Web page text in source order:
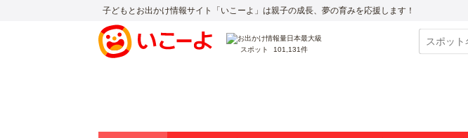
子どもとお出かけ情報サイト「いこーよ」は親子の成長、夢の育みを応援します！
スポット 101,131件